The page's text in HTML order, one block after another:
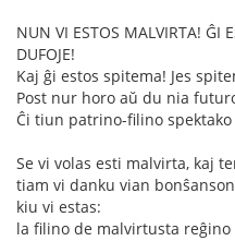
NUN VI ESTOS MALVIRTA! ĜI
DUFOJE!
Kaj ĝi estos spitema! Jes
Post nur horo aŭ du nia
Ĉi tiun patrino-filino
Se vi volas esti malvirta, kaj
tiam vi danku vian
kiu vi estas:
la filino de malvirtusta